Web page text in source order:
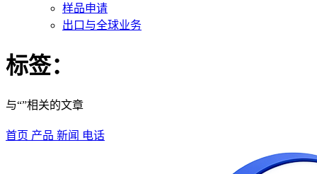
样品申请
出口与全球业务
标签：
与“”相关的文章
首页 产品 新闻 电话